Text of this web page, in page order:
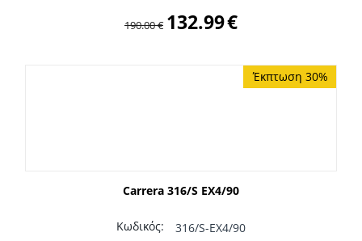
190.00€ 132.99€
Έκπτωση 30%
Carrera 316/S EX4/90
Κωδικός: 316/S-EX4/90